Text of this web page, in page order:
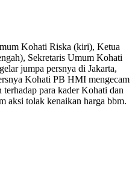
Kohati Riska (kiri), Ketua
Sekretaris Umum Kohati
jumpa persnya di Jakarta,
Kohati PB HMI mengecam
para kader Kohati dan
aksi tolak kenaikan harga bbm.